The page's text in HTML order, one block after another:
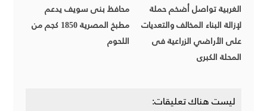
محافظ بنى سويف يدعم
مطبخ المصرية 1850 كجم من
اللحوم
الغربية تواصل أضخم حملة
لإزالة البناء المخالف والتعديات
على الأراضي الزراعية فى
المحلة الكبرى
ليست هناك تعليقات: